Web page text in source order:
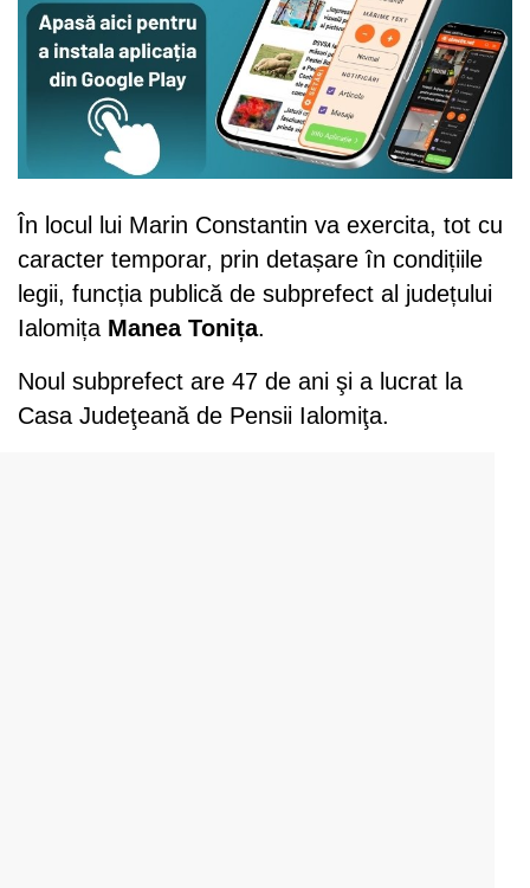
În locul lui Marin Constantin va exercita, tot cu
caracter temporar, prin detașare în condițiile
legii, funcția publică de subprefect al județului
Ialomița Manea Tonița.
Noul subprefect are 47 de ani şi a lucrat la
Casa Judeţeană de Pensii Ialomiţa.